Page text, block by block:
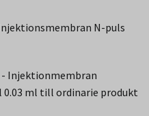
N-puls
- Injektionmembran
ml till ordinarie produkt